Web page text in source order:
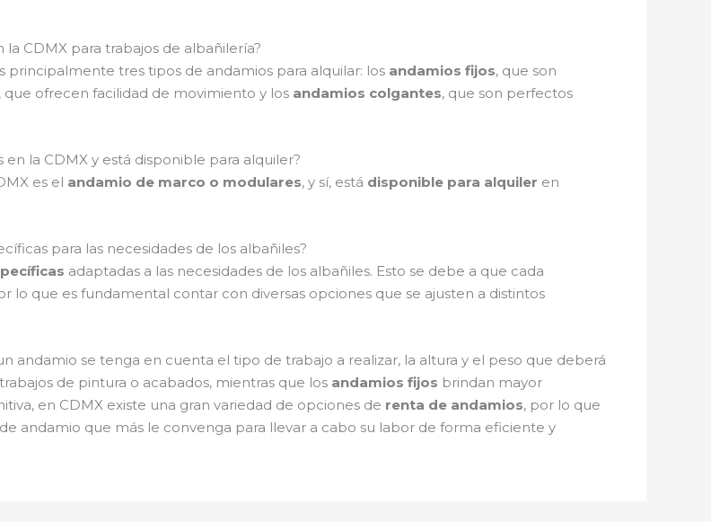
CDMX para trabajos de albañilería?
principalmente tres tipos de andamios para alquilar: los andamios fijos, que son
, que ofrecen facilidad de movimiento y los andamios colgantes, que son perfectos
la CDMX y está disponible para alquiler?
es el andamio de marco o modulares, y sí, está disponible para alquiler en
para las necesidades de los albañiles?
adaptadas a las necesidades de los albañiles. Esto se debe a que cada
que es fundamental contar con diversas opciones que se ajusten a distintos
andamio se tenga en cuenta el tipo de trabajo a realizar, la altura y el peso que deberá
de pintura o acabados, mientras que los andamios fijos brindan mayor
en CDMX existe una gran variedad de opciones de renta de andamios, por lo que
andamio que más le convenga para llevar a cabo su labor de forma eficiente y